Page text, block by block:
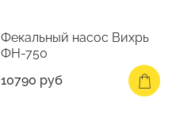
Фекальный насос Вихрь
ФН-750
10790 руб